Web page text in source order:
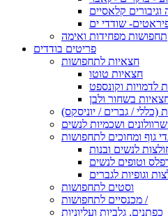
וגיבורים קלאסיים
שודדי ים
תחפושות מפחידות ואימה
פריטים בודדים
חצאיות לתחפושות
חצאיות טוטו
לדמויות וקונספט
בשחור ולבן
(כללי / גברים / יוניסקס)
ושכמיות לנשים
גוף ומחוכים לתחפושות
לנשים ובנות
וטופים לנשים
וגופיות לגברים
וסטים לתחפושות
מכנסיים לתחפושות /
כפתנים, גלביות ועליוניות